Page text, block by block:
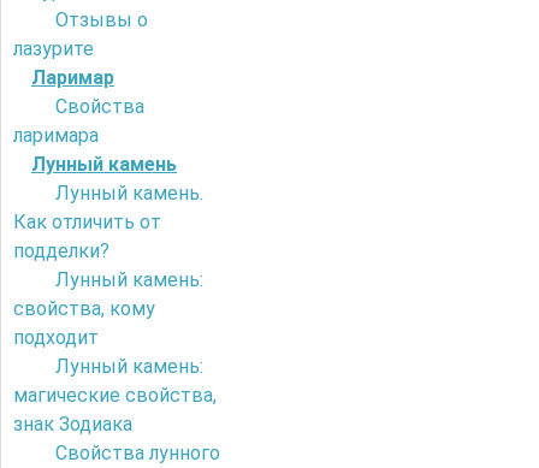
Отзывы о
лазурите
Ларимар
Свойства
ларимара
Лунный камень
Лунный камень.
Как отличить от
подделки?
Лунный камень:
свойства, кому
подходит
Лунный камень:
магические свойства,
знак Зодиака
Свойства лунного